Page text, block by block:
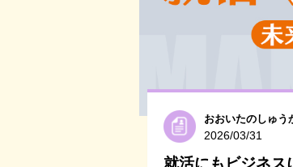
おおいたのしゅう
2026/03/31
就活にもビジネス